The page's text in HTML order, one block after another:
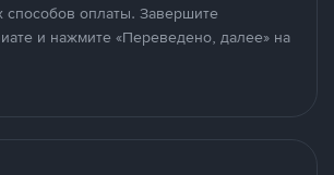
способов оплаты. Завершите
и нажмите «Переведено, далее» на